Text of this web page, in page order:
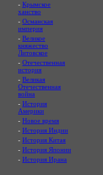
- Крымское
ханство
- Османская
империя
- Великое
княжество
Литовское
- Отечественная
история
- Великая
Отечественная
война
- История
Америки
- Новое время
- История Индии
- История Китая
- История Японии
- История Ирана